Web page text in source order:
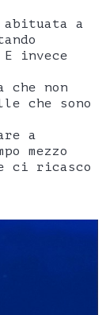
abituata a
invece
che non
che sono
a
mezzo
ci ricasco